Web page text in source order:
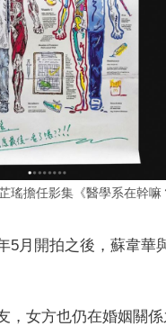
瑤擔任影集《醫學系在幹
5月開拍之後，蘇韋華
，女方也仍在婚姻關